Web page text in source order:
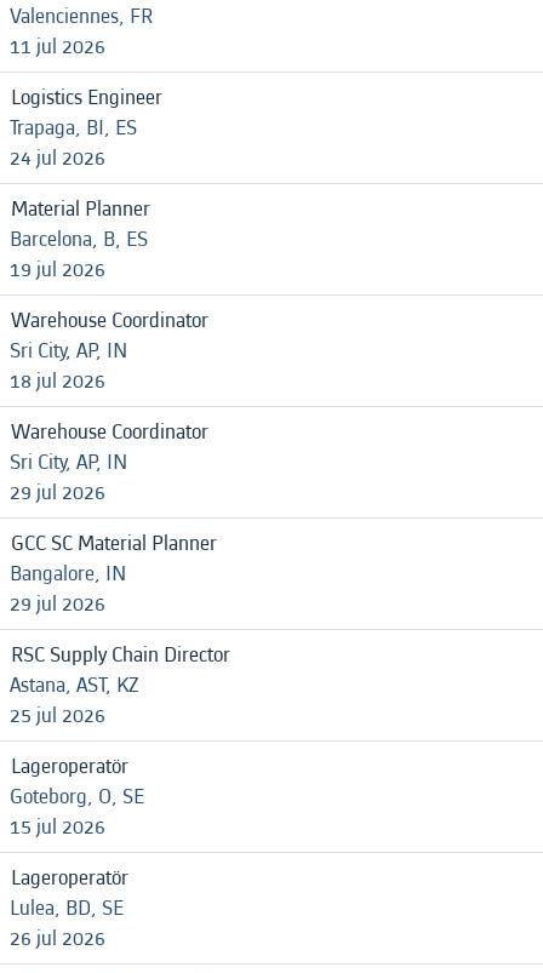
Valenciennes, FR
11 jul 2026
Logistics Engineer
Trapaga, BI, ES
24 jul 2026
Material Planner
Barcelona, B, ES
19 jul 2026
Warehouse Coordinator
Sri City, AP, IN
18 jul 2026
Warehouse Coordinator
Sri City, AP, IN
29 jul 2026
GCC SC Material Planner
Bangalore, IN
29 jul 2026
RSC Supply Chain Director
Astana, AST, KZ
25 jul 2026
Lageroperatör
Goteborg, O, SE
15 jul 2026
Lageroperatör
Lulea, BD, SE
26 jul 2026